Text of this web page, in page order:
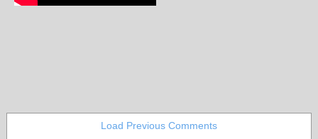
Load Previous Comments